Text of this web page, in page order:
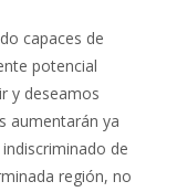
capaces de
potencial
y deseamos
aumentarán ya
de
región, no